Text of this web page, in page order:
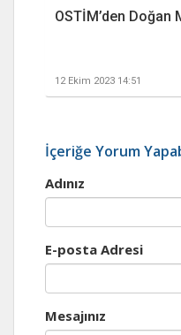
OSTİM’den Doğan
12 Ekim 2023 14:51
İçeriğe Yorum
Adınız
E-posta Adresi
Mesajınız